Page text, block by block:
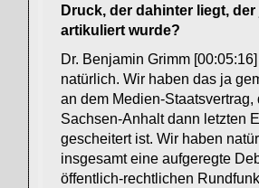
Druck, der dahinter liegt,
artikuliert wurde?
Dr. Benjamin Grimm [00:05:16]
natürlich. Wir haben das ja
an dem Medien-Staatsvertrag,
Sachsen-Anhalt dann letzten
gescheitert ist. Wir haben
insgesamt eine aufgeregte
öffentlich-rechtlichen